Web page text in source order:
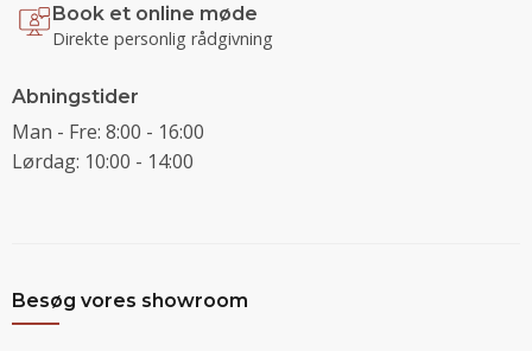
Book et online møde
Direkte personlig rådgivning
Abningstider
Man - Fre: 8:00 - 16:00
Lørdag: 10:00 - 14:00
Besøg vores showroom